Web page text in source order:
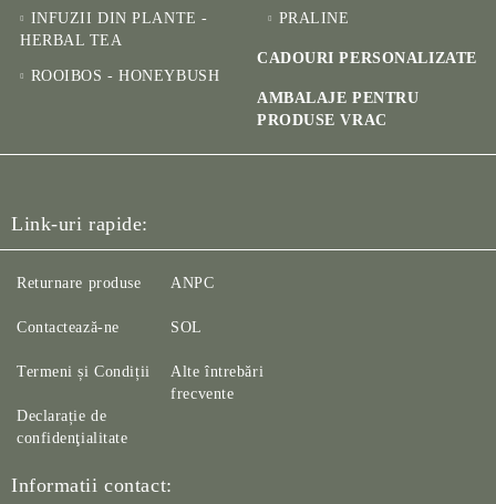
INFUZII DIN PLANTE -
HERBAL TEA
ROOIBOS - HONEYBUSH
PRALINE
CADOURI PERSONALIZATE
AMBALAJE PENTRU
PRODUSE VRAC
Link-uri rapide:
Returnare produse
Contactează-ne
Termeni și Condiții
Declarație de
confidenţialitate
ANPC
SOL
Alte întrebări
frecvente
Informatii contact: